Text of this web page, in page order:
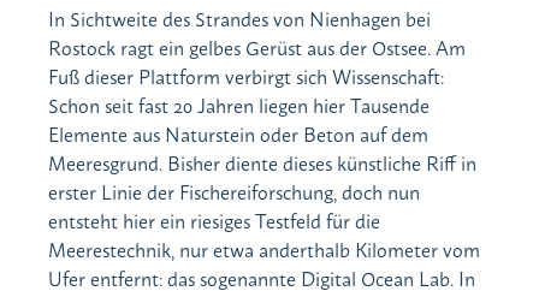
In Sichtweite des Strandes von Nienhagen bei
Rostock ragt ein gelbes Gerüst aus der Ostsee. Am
Fuß dieser Plattform verbirgt sich Wissenschaft:
Schon seit fast 20 Jahren liegen hier Tausende
Elemente aus Naturstein oder Beton auf dem
Meeresgrund. Bisher diente dieses künstliche Riff in
erster Linie der Fischereiforschung, doch nun
entsteht hier ein riesiges Testfeld für die
Meerestechnik, nur etwa anderthalb Kilometer vom
Ufer entfernt: das sogenannte Digital Ocean Lab. In